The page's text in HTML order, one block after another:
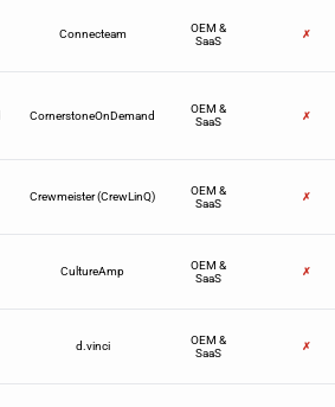
Connecteam
OEM &
SaaS
✗
CornerstoneOnDemand
OEM &
SaaS
✗
Crewmeister (CrewLinQ)
OEM &
SaaS
✗
CultureAmp
OEM &
SaaS
✗
d.vinci
OEM &
SaaS
✗